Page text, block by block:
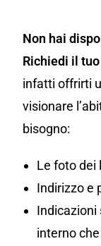
Non hai
Richiedi il
infatti offrirti
visionare
bisogno:
Le foto dei
Indirizzo e
Indicazioni
interno